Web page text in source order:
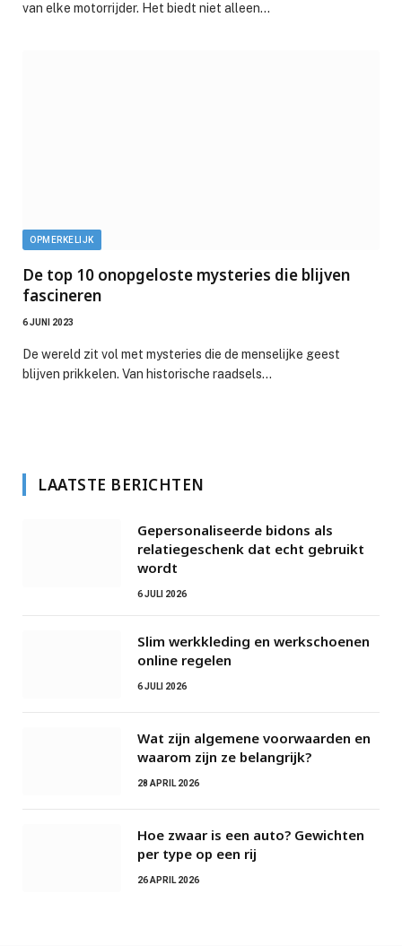
van elke motorrijder. Het biedt niet alleen…
OPMERKELIJK
De top 10 onopgeloste mysteries die blijven
fascineren
6 JUNI 2023
De wereld zit vol met mysteries die de menselijke geest
blijven prikkelen. Van historische raadsels…
LAATSTE BERICHTEN
Gepersonaliseerde bidons als
relatiegeschenk dat echt gebruikt
wordt
6 JULI 2026
Slim werkkleding en werkschoenen
online regelen
6 JULI 2026
Wat zijn algemene voorwaarden en
waarom zijn ze belangrijk?
28 APRIL 2026
Hoe zwaar is een auto? Gewichten
per type op een rij
26 APRIL 2026